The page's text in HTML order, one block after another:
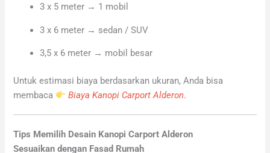
3 x 5 meter → 1 mobil
3 x 6 meter → sedan / SUV
3,5 x 6 meter → mobil besar
Untuk estimasi biaya berdasarkan ukuran, Anda bisa
membaca
Biaya Kanopi Carport Alderon.
Tips Memilih Desain Kanopi Carport Alderon
Sesuaikan dengan Fasad Rumah